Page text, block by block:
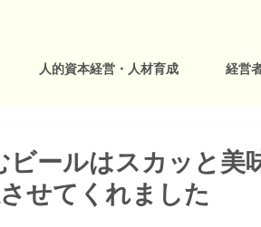
人的資本経営・人材育成 経営
ールはスカッと美
せてくれました